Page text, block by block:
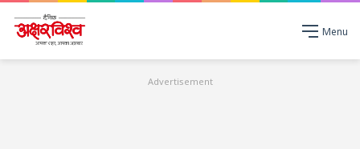
Menu
Advertisement